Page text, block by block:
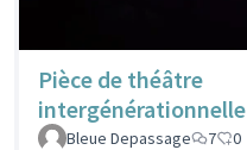
Pièce de théâtre
intergénérationnelle
Bleue Depassage
7 0